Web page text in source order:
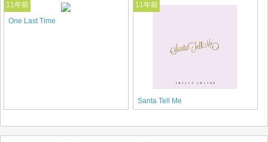
11年前
One Last Time
11年前
Santa Tell Me